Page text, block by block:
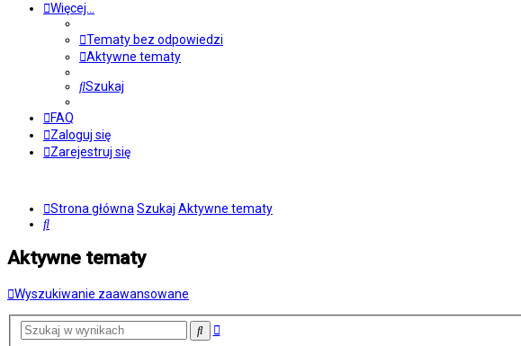
Więcej…
Tematy bez odpowiedzi
Aktywne tematy
Szukaj
FAQ
Zaloguj się
Zarejestruj się
Strona główna Szukaj Aktywne tematy
Szukaj
Aktywne tematy
Wyszukiwanie zaawansowane
SzukajWyszukiwanie